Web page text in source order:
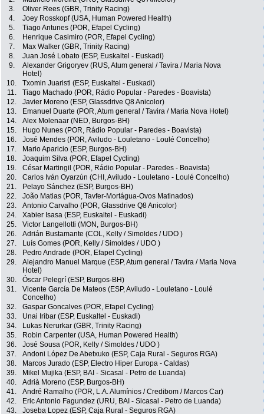
3.
Oliver Rees (GBR, Trinity Racing)
4.
Joey Rosskopf (USA, Human Powered Health)
5.
Tiago Antunes (POR, Efapel Cycling)
6.
Henrique Casimiro (POR, Efapel Cycling)
7.
Max Walker (GBR, Trinity Racing)
8.
Juan José Lobato (ESP, Euskaltel - Euskadi)
9.
Alexander Grigoryev (RUS, Atum general / Tavira / Maria Nova
Hotel)
10. Txomin Juaristi (ESP, Euskaltel - Euskadi)
11.
Tiago Machado (POR, Rádio Popular - Paredes - Boavista)
12.
Javier Moreno (ESP, Glassdrive Q8 Anicolor)
13.
Emanuel Duarte (POR, Atum general / Tavira / Maria Nova Hotel)
14.
Alex Molenaar (NED, Burgos-BH)
15.
Hugo Nunes (POR, Rádio Popular - Paredes - Boavista)
16.
José Mendes (POR, Aviludo - Louletano - Loulé Concelho)
17.
Mario Aparicio (ESP, Burgos-BH)
18.
Joaquim Silva (POR, Efapel Cycling)
19.
César Martingil (POR, Rádio Popular - Paredes - Boavista)
20.
Carlos Iván Oyarzún (CHI, Aviludo - Louletano - Loulé Concelho)
21.
Pelayo Sánchez (ESP, Burgos-BH)
22.
João Matias (POR, Tavfer-Mortágua-Ovos Matinados)
23.
Antonio Carvalho (POR, Glassdrive Q8 Anicolor)
24.
Xabier Isasa (ESP, Euskaltel - Euskadi)
25.
Victor Langellotti (MON, Burgos-BH)
26.
Adrián Bustamante (COL, Kelly / Simoldes / UDO )
27.
Luís Gomes (POR, Kelly / Simoldes / UDO )
28.
Pedro Andrade (POR, Efapel Cycling)
29.
Alejandro Manuel Marque (ESP, Atum general / Tavira / Maria Nova
Hotel)
30. Óscar Pelegrí (ESP, Burgos-BH)
31.
Vicente García De Mateos (ESP, Aviludo - Louletano - Loulé
Concelho)
32. Gaspar Goncalves (POR, Efapel Cycling)
33.
Unai Iribar (ESP, Euskaltel - Euskadi)
34.
Lukas Nerurkar (GBR, Trinity Racing)
35.
Robin Carpenter (USA, Human Powered Health)
36.
José Sousa (POR, Kelly / Simoldes / UDO )
37.
Andoni López De Abetxuko (ESP, Caja Rural - Seguros RGA)
38.
Marcos Jurado (ESP, Electro Hiper Europa - Caldas)
39.
Mikel Mujika (ESP, BAI - Sicasal - Petro de Luanda)
40.
Adrià Moreno (ESP, Burgos-BH)
41.
André Ramalho (POR, L.A. Alumínios / Credibom / Marcos Car)
42.
Eric Antonio Fagundez (URU, BAI - Sicasal - Petro de Luanda)
43.
Joseba Lopez (ESP, Caja Rural - Seguros RGA)